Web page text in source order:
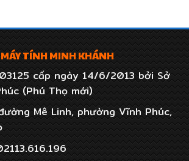
TÍNH MINH KHÁNH
cấp ngày 14/6/2013 bởi Sở
(Phú Thọ mới)
Mê Linh, phường Vĩnh Phúc,